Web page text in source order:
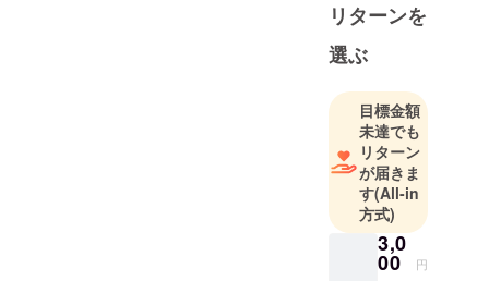
リターンを
選ぶ
目標金額
未達でも
リターン
が届きま
す(All-in
方式)
3,0
00 円